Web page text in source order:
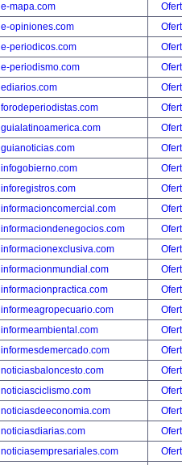
e-mapa.com
e-opiniones.com
e-periodicos.com
e-periodismo.com
ediarios.com
forodeperiodistas.com
guialatinoamerica.com
guianoticias.com
infogobierno.com
inforegistros.com
informacioncomercial.com
informaciondenegocios.com
informacionexclusiva.com
informacionmundial.com
informacionpractica.com
informeagropecuario.com
informeambiental.com
informesdemercado.com
noticiasbaloncesto.com
noticiasciclismo.com
noticiasdeeconomia.com
noticiasdiarias.com
noticiasempresariales.com